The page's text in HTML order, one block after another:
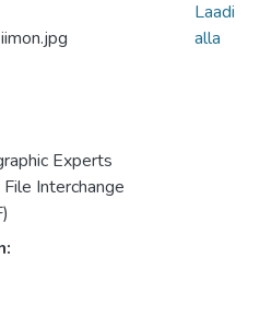
Experts
File Interchange
Laadi
alla